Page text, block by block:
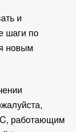
и
шаги по
новым
работающим